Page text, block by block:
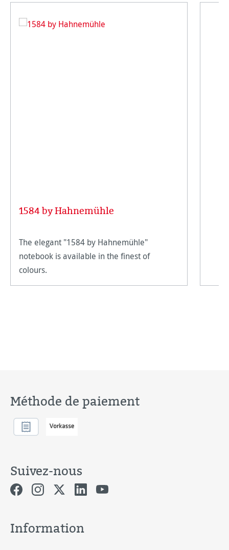
1584 by Hahnemühle
The elegant "1584 by Hahnemühle"
notebook is available in the finest of
colours.
Méthode de paiement
Suivez-nous
Information